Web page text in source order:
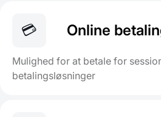
💳 Online
Mulighed for at betale for
betalingsløsninger